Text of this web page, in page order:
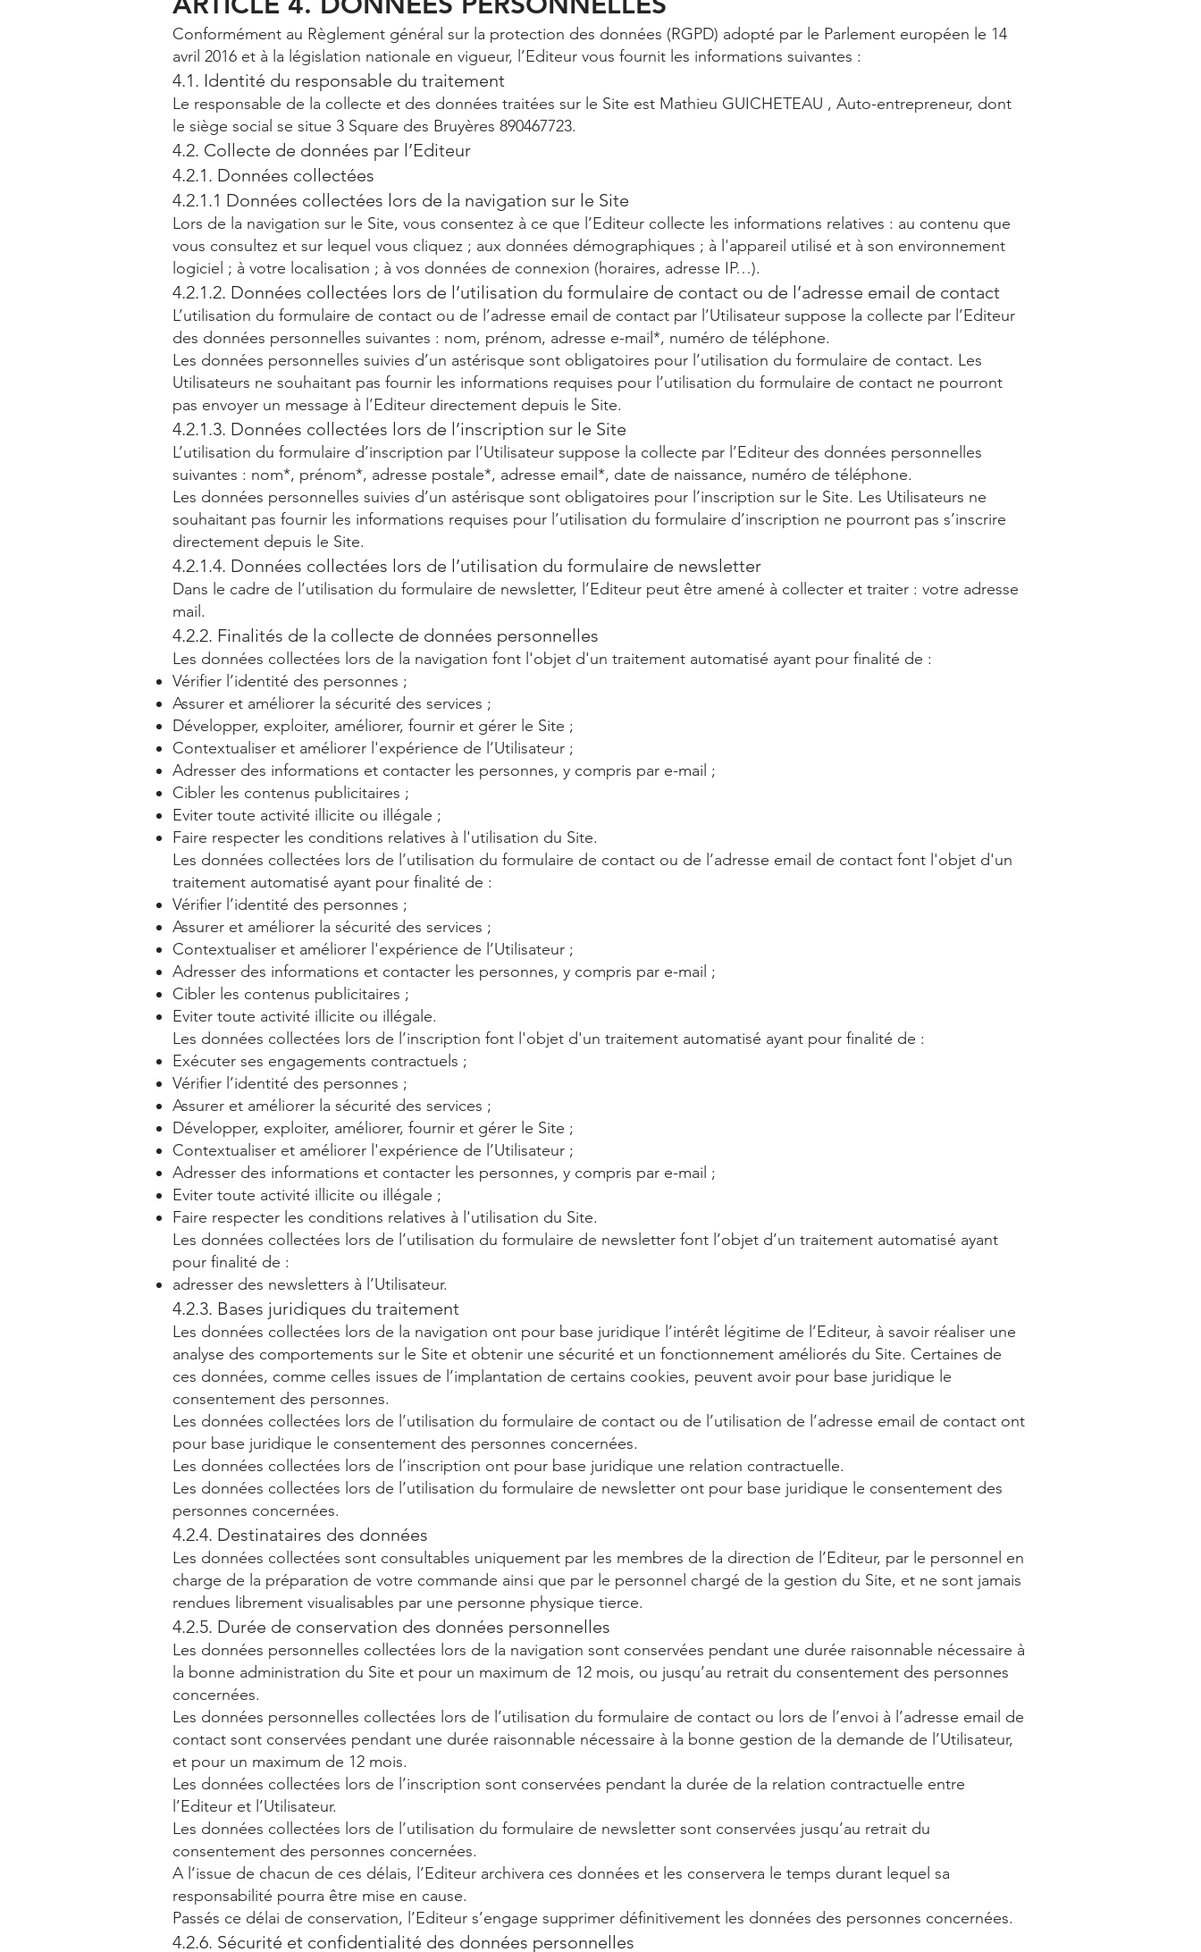
Conformément au Règlement général sur la protection des données (RGPD) adopté par le Parlement européen le 14
avril 2016 et à la législation nationale en vigueur, l’Editeur vous fournit les informations suivantes :
4.1. Identité du responsable du traitement
Le responsable de la collecte et des données traitées sur le Site est Mathieu GUICHETEAU , Auto-entrepreneur, dont
le siège social se situe 3 Square des Bruyères 890467723.
4.2. Collecte de données par l’Editeur
4.2.1. Données collectées
4.2.1.1 Données collectées lors de la navigation sur le Site
Lors de la navigation sur le Site, vous consentez à ce que l’Editeur collecte les informations relatives : au contenu que
vous consultez et sur lequel vous cliquez ; aux données démographiques ; à l'appareil utilisé et à son environnement
logiciel ; à votre localisation ; à vos données de connexion (horaires, adresse IP…).
4.2.1.2. Données collectées lors de l’utilisation du formulaire de contact ou de l’adresse email de contact
L’utilisation du formulaire de contact ou de l’adresse email de contact par l’Utilisateur suppose la collecte par l’Editeur
des données personnelles suivantes : nom, prénom, adresse e-mail*, numéro de téléphone.
Les données personnelles suivies d’un astérisque sont obligatoires pour l’utilisation du formulaire de contact. Les
Utilisateurs ne souhaitant pas fournir les informations requises pour l’utilisation du formulaire de contact ne pourront
pas envoyer un message à l’Editeur directement depuis le Site.
4.2.1.3. Données collectées lors de l’inscription sur le Site
L’utilisation du formulaire d’inscription par l’Utilisateur suppose la collecte par l’Editeur des données personnelles
suivantes : nom*, prénom*, adresse postale*, adresse email*, date de naissance, numéro de téléphone.
Les données personnelles suivies d’un astérisque sont obligatoires pour l’inscription sur le Site. Les Utilisateurs ne
souhaitant pas fournir les informations requises pour l’utilisation du formulaire d’inscription ne pourront pas s’inscrire
directement depuis le Site.
4.2.1.4. Données collectées lors de l’utilisation du formulaire de newsletter
Dans le cadre de l’utilisation du formulaire de newsletter, l’Editeur peut être amené à collecter et traiter : votre adresse
mail.
4.2.2. Finalités de la collecte de données personnelles
Les données collectées lors de la navigation font l'objet d'un traitement automatisé ayant pour finalité de :
Vérifier l’identité des personnes ;
Assurer et améliorer la sécurité des services ;
Développer, exploiter, améliorer, fournir et gérer le Site ;
Contextualiser et améliorer l'expérience de l’Utilisateur ;
Adresser des informations et contacter les personnes, y compris par e-mail ;
Cibler les contenus publicitaires ;
Eviter toute activité illicite ou illégale ;
Faire respecter les conditions relatives à l'utilisation du Site.
Les données collectées lors de l’utilisation du formulaire de contact ou de l’adresse email de contact font l'objet d'un
traitement automatisé ayant pour finalité de :
Vérifier l’identité des personnes ;
Assurer et améliorer la sécurité des services ;
Contextualiser et améliorer l'expérience de l’Utilisateur ;
Adresser des informations et contacter les personnes, y compris par e-mail ;
Cibler les contenus publicitaires ;
Eviter toute activité illicite ou illégale.
Les données collectées lors de l’inscription font l'objet d'un traitement automatisé ayant pour finalité de :
Exécuter ses engagements contractuels ;
Vérifier l’identité des personnes ;
Assurer et améliorer la sécurité des services ;
Développer, exploiter, améliorer, fournir et gérer le Site ;
Contextualiser et améliorer l'expérience de l’Utilisateur ;
Adresser des informations et contacter les personnes, y compris par e-mail ;
Eviter toute activité illicite ou illégale ;
Faire respecter les conditions relatives à l'utilisation du Site.
Les données collectées lors de l’utilisation du formulaire de newsletter font l’objet d’un traitement automatisé ayant
pour finalité de :
adresser des newsletters à l’Utilisateur.
4.2.3. Bases juridiques du traitement
Les données collectées lors de la navigation ont pour base juridique l’intérêt légitime de l’Editeur, à savoir réaliser une
analyse des comportements sur le Site et obtenir une sécurité et un fonctionnement améliorés du Site. Certaines de
ces données, comme celles issues de l’implantation de certains cookies, peuvent avoir pour base juridique le
consentement des personnes.
Les données collectées lors de l’utilisation du formulaire de contact ou de l’utilisation de l’adresse email de contact ont
pour base juridique le consentement des personnes concernées.
Les données collectées lors de l’inscription ont pour base juridique une relation contractuelle.
Les données collectées lors de l’utilisation du formulaire de newsletter ont pour base juridique le consentement des
personnes concernées.
4.2.4. Destinataires des données
Les données collectées sont consultables uniquement par les membres de la direction de l’Editeur, par le personnel en
charge de la préparation de votre commande ainsi que par le personnel chargé de la gestion du Site, et ne sont jamais
rendues librement visualisables par une personne physique tierce.
4.2.5. Durée de conservation des données personnelles
Les données personnelles collectées lors de la navigation sont conservées pendant une durée raisonnable nécessaire à
la bonne administration du Site et pour un maximum de 12 mois, ou jusqu’au retrait du consentement des personnes
concernées.
Les données personnelles collectées lors de l’utilisation du formulaire de contact ou lors de l’envoi à l’adresse email de
contact sont conservées pendant une durée raisonnable nécessaire à la bonne gestion de la demande de l’Utilisateur,
et pour un maximum de 12 mois.
Les données collectées lors de l’inscription sont conservées pendant la durée de la relation contractuelle entre
l’Editeur et l’Utilisateur.
Les données collectées lors de l’utilisation du formulaire de newsletter sont conservées jusqu’au retrait du
consentement des personnes concernées.
A l’issue de chacun de ces délais, l’Editeur archivera ces données et les conservera le temps durant lequel sa
responsabilité pourra être mise en cause.
Passés ce délai de conservation, l’Editeur s’engage supprimer définitivement les données des personnes concernées.
4.2.6. Sécurité et confidentialité des données personnelles